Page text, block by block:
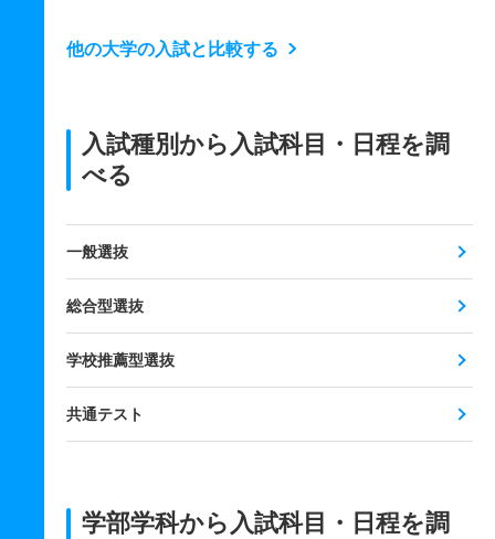
他の大学の入試と比較する
入試種別から入試科目・日程を調
べる
一般選抜
総合型選抜
学校推薦型選抜
共通テスト
学部学科から入試科目・日程を調